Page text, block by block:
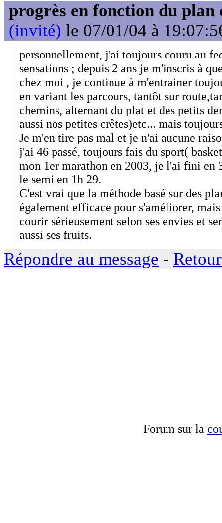
progrès en fonction du
(invité) le 07/01/04 à
personnellement, j'ai toujours couru au
sensations ; depuis 2 ans je m'inscris à
chez moi , je continue à m'entrainer
en variant les parcours, tantôt sur
chemins, alternant du plat et des petits
aussi nos petites crêtes)etc... mais
Je m'en tire pas mal et je n'ai aucune
j'ai 46 passé, toujours fais du sport(
mon 1er marathon en 2003, je l'ai fini en
le semi en 1h 29.
C'est vrai que la méthode basé sur des
également efficace pour s'améliorer,
courir sérieusement selon ses envies et
aussi ses fruits.
Répondre au message -
Forum sur la